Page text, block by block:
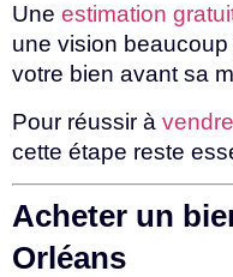
Une estimation
une vision
votre bien avant sa
Pour réussir à
cette étape reste
Acheter un
Orléans